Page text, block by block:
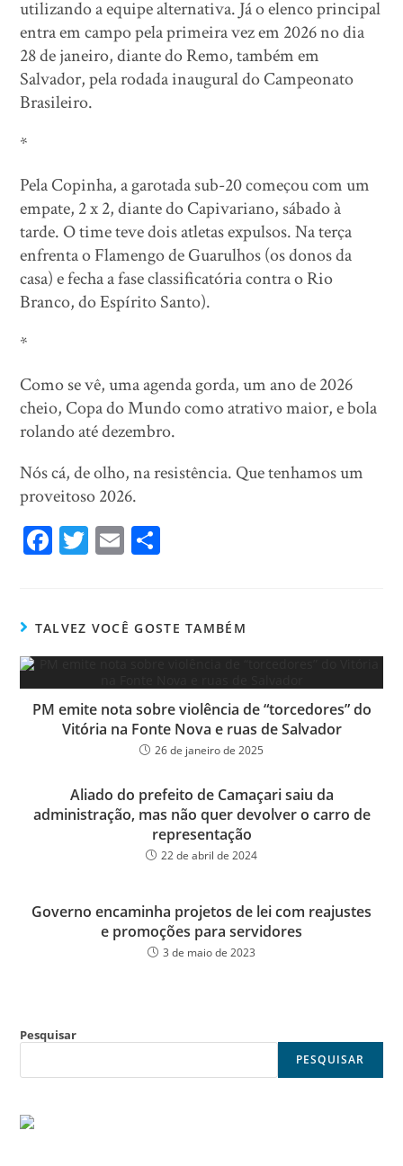
utilizando a equipe alternativa. Já o elenco principal
entra em campo pela primeira vez em 2026 no dia
28 de janeiro, diante do Remo, também em
Salvador, pela rodada inaugural do Campeonato
Brasileiro.
*
Pela Copinha, a garotada sub-20 começou com um
empate, 2 x 2, diante do Capivariano, sábado à
tarde. O time teve dois atletas expulsos. Na terça
enfrenta o Flamengo de Guarulhos (os donos da
casa) e fecha a fase classificatória contra o Rio
Branco, do Espírito Santo).
*
Como se vê, uma agenda gorda, um ano de 2026
cheio, Copa do Mundo como atrativo maior, e bola
rolando até dezembro.
Nós cá, de olho, na resistência. Que tenhamos um
proveitoso 2026.
Fa
ok
T
er
E
TALVEZ VOCÊ GOSTE TAMBÉM
PM emite nota sobre violência de “torcedores” do
Vitória na Fonte Nova e ruas de Salvador
26 de janeiro de 2025
Aliado do prefeito de Camaçari saiu da
administração, mas não quer devolver o carro de
representação
22 de abril de 2024
Governo encaminha projetos de lei com reajustes
e promoções para servidores
3 de maio de 2023
Pesquisar
PESQUISAR